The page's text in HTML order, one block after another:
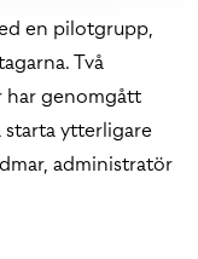
en pilotgrupp,
Två
har genomgått
ytterligare
administratör